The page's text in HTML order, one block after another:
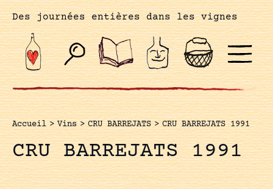
Des journées entières dans les vignes
Accueil > Vins > CRU BARREJATS > CRU BARREJATS 1991
CRU BARREJATS 1991